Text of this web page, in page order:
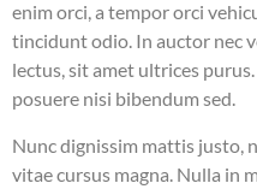
enim orci, a tempor orci
tincidunt odio. In auctor nec
lectus, sit amet ultrices
posuere nisi bibendum sed.
Nunc dignissim mattis justo,
vitae cursus magna. Nulla in